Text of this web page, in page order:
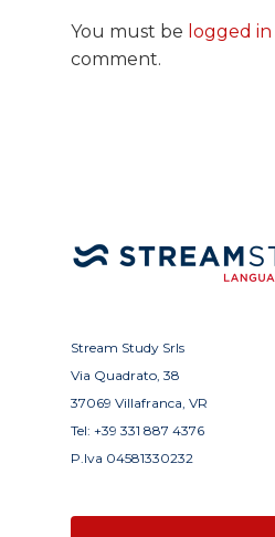
You must be logged in
comment.
Stream Study Srls
Via Quadrato, 38
37069 Villafranca, VR
Tel: +39 331 887 4376
P.Iva 04581330232